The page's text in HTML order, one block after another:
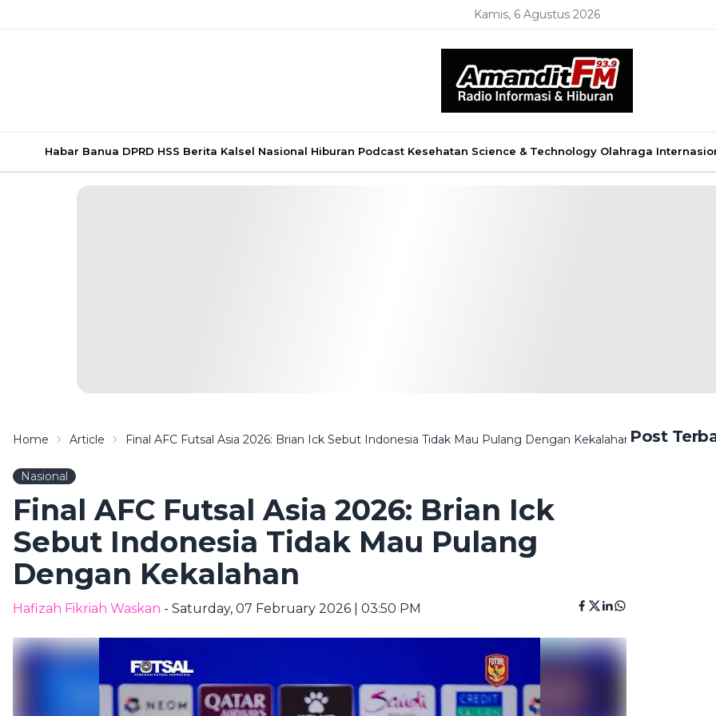
Kamis, 6 Agustus 2026
Habar Banua DPRD HSS Berita Kalsel Nasional Hiburan Podcast Kesehatan Science & Technology Olahraga
Home Article Final AFC Futsal Asia 2026: Brian Ick Sebut Indonesia Tidak Mau Pulang Dengan Kekalahan
Nasional
Final AFC Futsal Asia 2026: Brian Ick
Sebut Indonesia Tidak Mau Pulang
Dengan Kekalahan
Hafizah Fikriah Waskan - Saturday, 07 February 2026 | 03:50 PM
Post